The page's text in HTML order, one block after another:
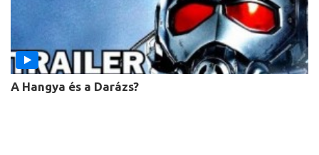
A Hangya és a Darázs?